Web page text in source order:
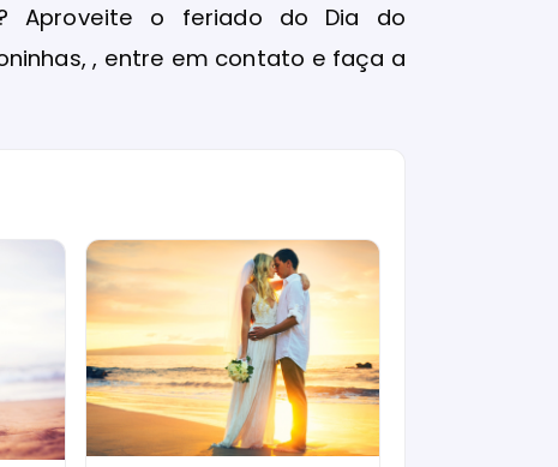
Aproveite o feriado do Dia do
, entre em contato e faça a